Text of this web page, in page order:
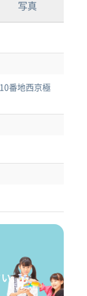
写真
番地西京極
。